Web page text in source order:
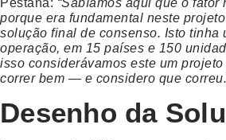
Pestana: “Sabíamos aqui que o fator
porque era fundamental neste
solução final de consenso. Isto tinha
operação, em 15 países e 150
isso considerávamos este um
correr bem — e considero que
Desenho da